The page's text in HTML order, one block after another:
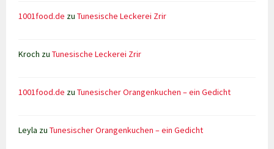
1001food.de zuTunesische Leckerei Zrir
Kroch zuTunesische Leckerei Zrir
1001food.de zuTunesischer Orangenkuchen – ein Gedicht
Leyla zuTunesischer Orangenkuchen – ein Gedicht